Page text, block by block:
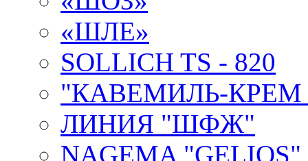
«ШЛЕ»
SOLLICH TS - 820
"КАВЕМИЛЬ-КРЕМ
ЛИНИЯ "ШФЖ"
NAGEMA "GELIOS"